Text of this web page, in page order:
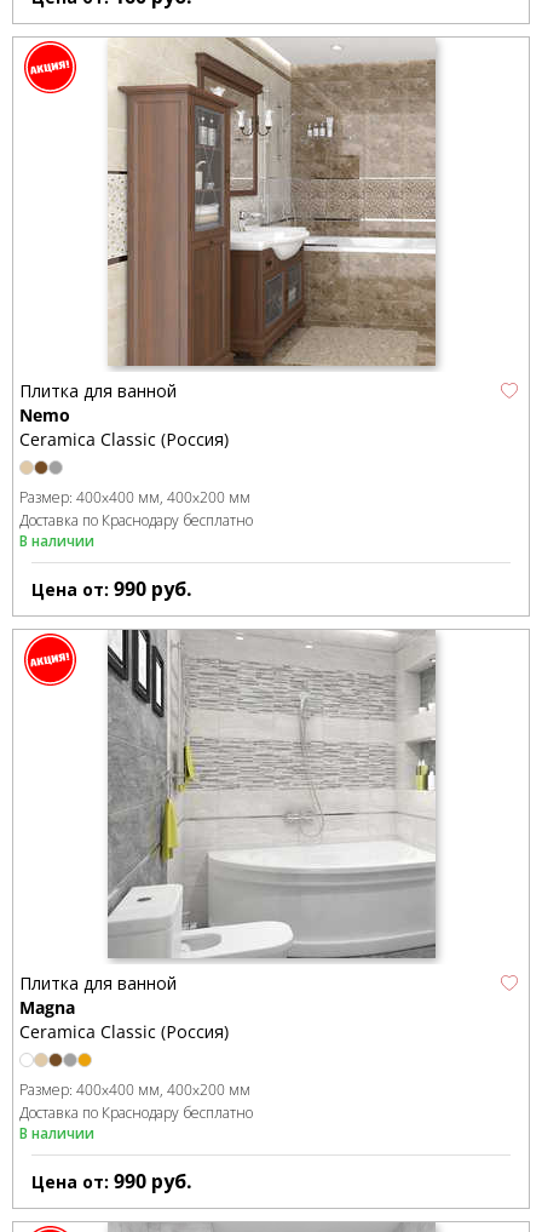
Плитка для ванной
Nemo
Ceramica Classic (Россия)
Размер: 400x400 мм 400x200 мм
Доставка по Краснодару бесплатно
В наличии
Цена от: 990 руб.
Плитка для ванной
Magna
Ceramica Classic (Россия)
Размер: 400x400 мм 400x200 мм
Доставка по Краснодару бесплатно
В наличии
Цена от: 990 руб.